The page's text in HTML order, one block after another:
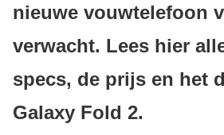
nieuwe vouwtelefoon
verwacht. Lees hier
specs, de prijs en het
Galaxy Fold 2.